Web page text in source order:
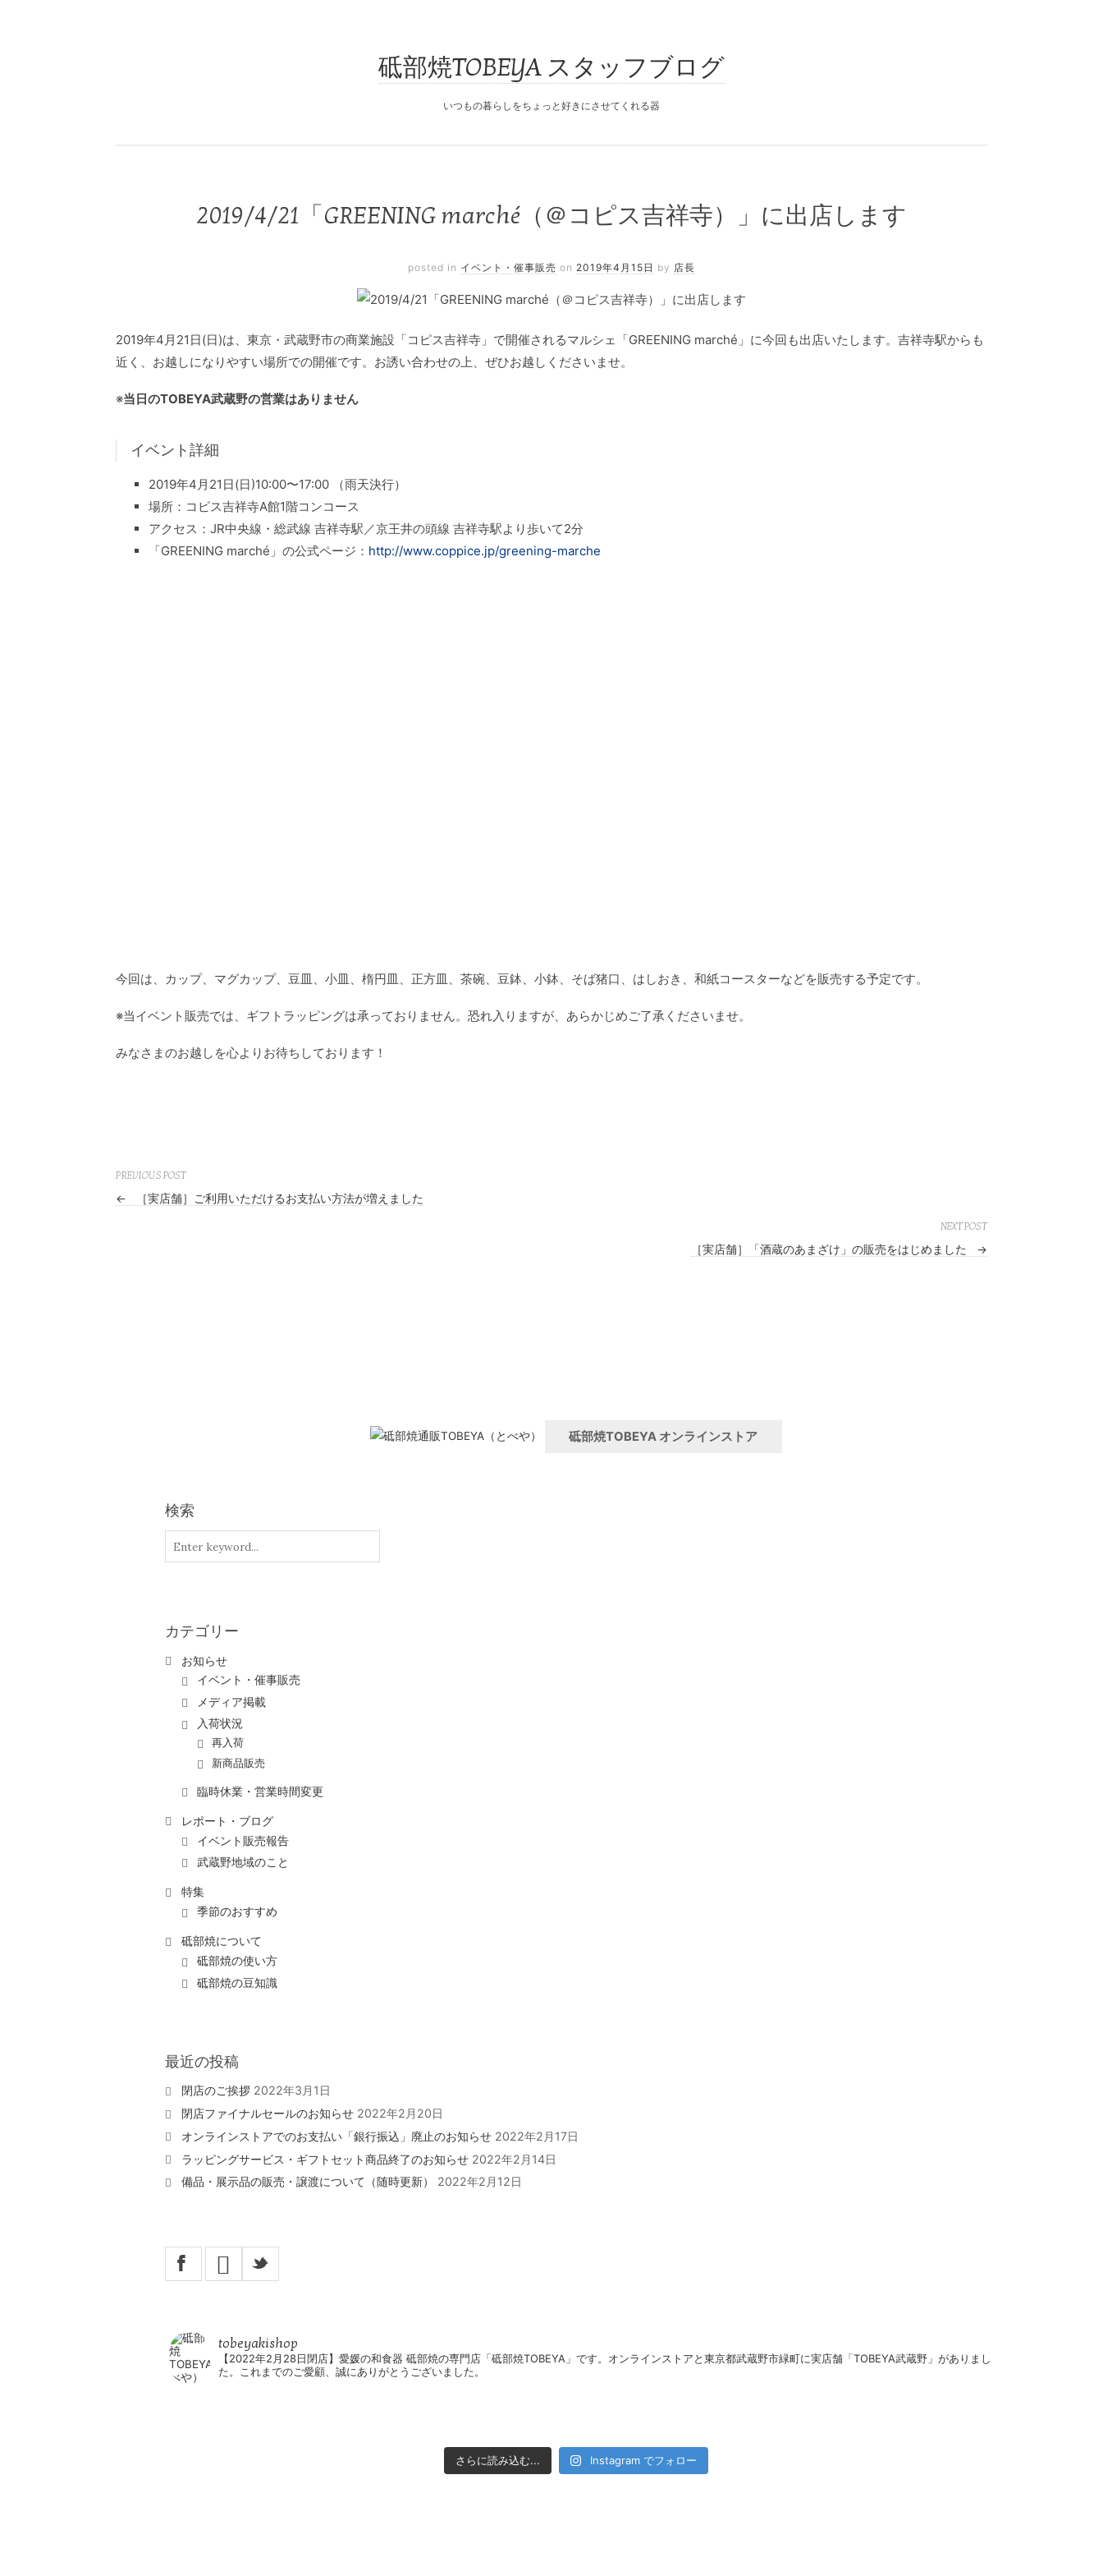
砥部焼TOBEYA スタッフブログ
いつもの暮らしをちょっと好きにさせてくれる器
2019/4/21「GREENING marché（＠コピス吉祥寺）」に出店します
posted in イベント・催事販売 on 2019年4月15日 by 店長
2019年4月21日(日)は、東京・武蔵野市の商業施設「コピス吉祥寺」で開催されるマルシェ「GREENING marché」に今回も出店いたします。吉祥寺駅からも
近く、お越しになりやすい場所での開催です。お誘い合わせの上、ぜひお越しくださいませ。
※当日のTOBEYA武蔵野の営業はありません
イベント詳細
2019年4月21日(日)10:00〜17:00 （雨天決行）
場所：コピス吉祥寺A館1階コンコース
アクセス：JR中央線・総武線 吉祥寺駅／京王井の頭線 吉祥寺駅より歩いて2分
「GREENING marché」の公式ページ： http://www.coppice.jp/greening-marche
今回は、カップ、マグカップ、豆皿、小皿、楕円皿、正方皿、茶碗、豆鉢、小鉢、そば猪口、はしおき、和紙コースターなどを販売する予定です。
※当イベント販売では、ギフトラッピングは承っておりません。恐れ入りますが、あらかじめご了承くださいませ。
みなさまのお越しを心よりお待ちしております！
PREVIOUS POST
← ［実店舗］ご利用いただけるお支払い方法が増えました
NEXT POST
［実店舗］「酒蔵のあまざけ」の販売をはじめました →
砥部焼TOBEYA オンラインストア
検索
カテゴリー
お知らせ
イベント・催事販売
メディア掲載
入荷状況
再入荷
新商品販売
臨時休業・営業時間変更
レポート・ブログ
イベント販売報告
武蔵野地域のこと
特集
季節のおすすめ
砥部焼について
砥部焼の使い方
砥部焼の豆知識
最近の投稿
閉店のご挨拶 2022年3月1日
閉店ファイナルセールのお知らせ 2022年2月20日
オンラインストアでのお支払い「銀行振込」廃止のお知らせ 2022年2月17日
ラッピングサービス・ギフトセット商品終了のお知らせ 2022年2月14日
備品・展示品の販売・譲渡について（随時更新）
2022年2月12日
X _
tobeyakishop
【2022年2月28日閉店】愛媛の和食器 砥部焼の専門店「砥部焼TOBEYA」です。オンラインストアと東京都武蔵野市緑町に実店舗「TOBEYA武蔵野」がありまし
た。これまでのご愛顧、誠にありがとうございました。
さらに読み込む... Instagram でフォロー